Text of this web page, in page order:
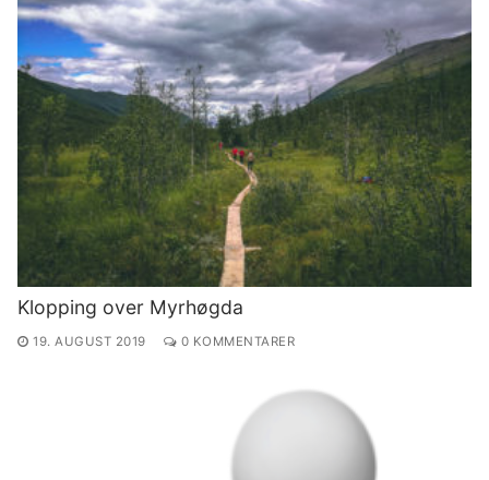
Klopping over Myrhøgda
19. AUGUST 2019 0 KOMMENTARER